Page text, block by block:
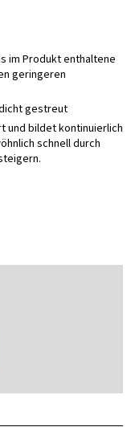
im Produkt enthaltene
geringeren
gestreut
und bildet kontinuierlich
schnell durch